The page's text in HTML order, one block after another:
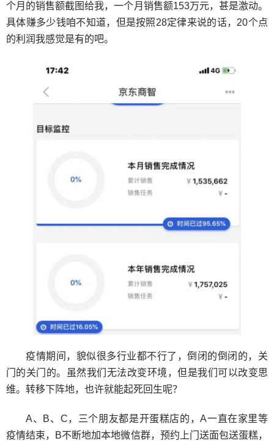
个月的销售额截图给我，一个月销售额153万元，甚是激动。
具体赚多少钱咱不知道，但是按照28定律来说的话，20个点
的利润我感觉是有的吧。
疫情期间，貌似很多行业都不行了，倒闭的倒闭的，关
门的关门的。虽然我们无法改变环境，但是我们可以改变思
维。转移下阵地，也许就能起死回生呢？
A、B、C，三个朋友都是开蛋糕店的，A一直在家里等
疫情结束，B不断地加本地微信群，预约上门送面包送蛋糕，